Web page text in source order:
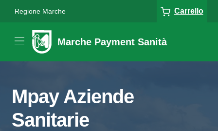
Regione Marche Carrello
Marche Payment Sanità
Mpay Aziende
Sanitarie